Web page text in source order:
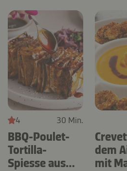
4 30 Min.
BBQ-Poulet-
Tortilla-
Spiesse aus
dem
mit